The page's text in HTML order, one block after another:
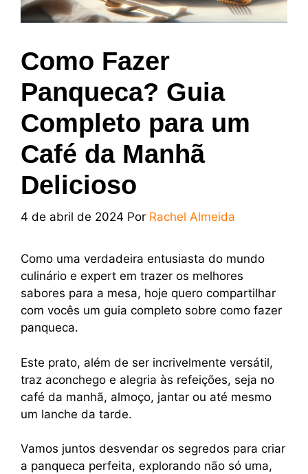
Como Fazer
Panqueca? Guia
Completo para um
Café da Manhã
Delicioso
4 de abril de 2024 Por Rachel Almeida
Como uma verdadeira entusiasta do mundo
culinário e expert em trazer os melhores
sabores para a mesa, hoje quero compartilhar
com vocês um guia completo sobre como fazer
panqueca.
Este prato, além de ser incrivelmente versátil,
traz aconchego e alegria às refeições, seja no
café da manhã, almoço, jantar ou até mesmo
um lanche da tarde.
Vamos juntos desvendar os segredos para criar
a panqueca perfeita, explorando não só uma,